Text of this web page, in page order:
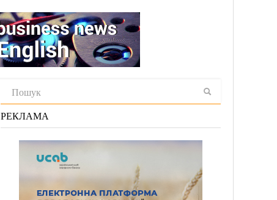
РЕКЛАМА